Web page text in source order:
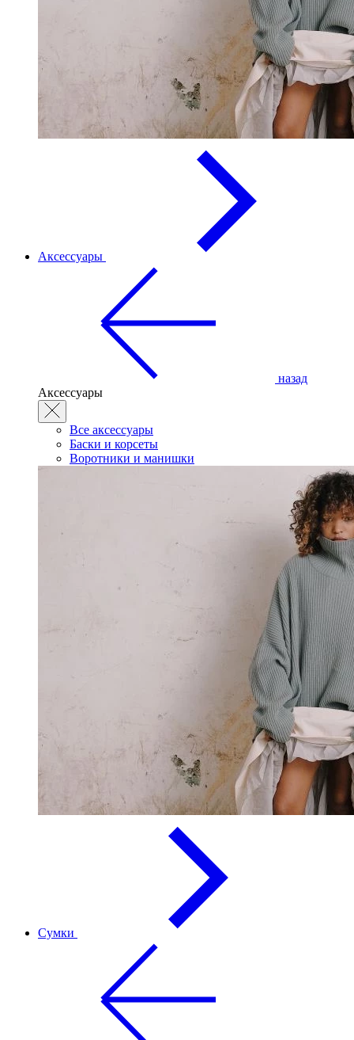
Аксессуары
назад
Аксессуары
Все аксессуары
Баски и корсеты
Воротники и манишки
Сумки